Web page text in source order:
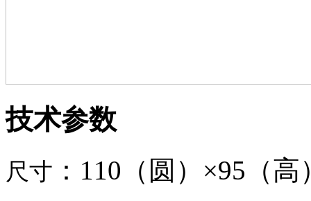
技术参数
尺寸 ：110（圆） ×95（高